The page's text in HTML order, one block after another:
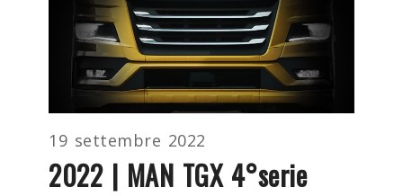
19 settembre 2022
2022 | MAN TGX 4°serie